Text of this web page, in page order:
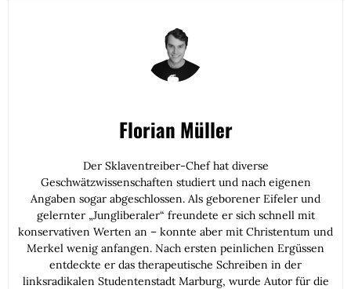
Florian Müller
Der Sklaventreiber-Chef hat diverse
Geschwätzwissenschaften studiert und nach eigenen
Angaben sogar abgeschlossen. Als geborener Eifeler und
gelernter „Jungliberaler“ freundete er sich schnell mit
konservativen Werten an – konnte aber mit Christentum und
Merkel wenig anfangen. Nach ersten peinlichen Ergüssen
entdeckte er das therapeutische Schreiben in der
linksradikalen Studentenstadt Marburg, wurde Autor für die